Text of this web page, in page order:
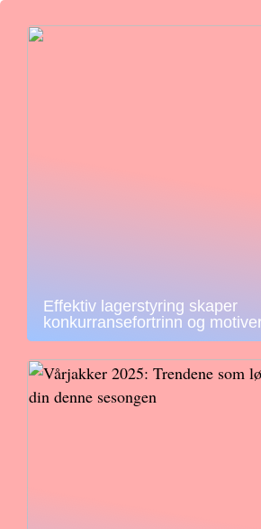
Effektiv lagerstyring skaper
konkurransefortrinn og